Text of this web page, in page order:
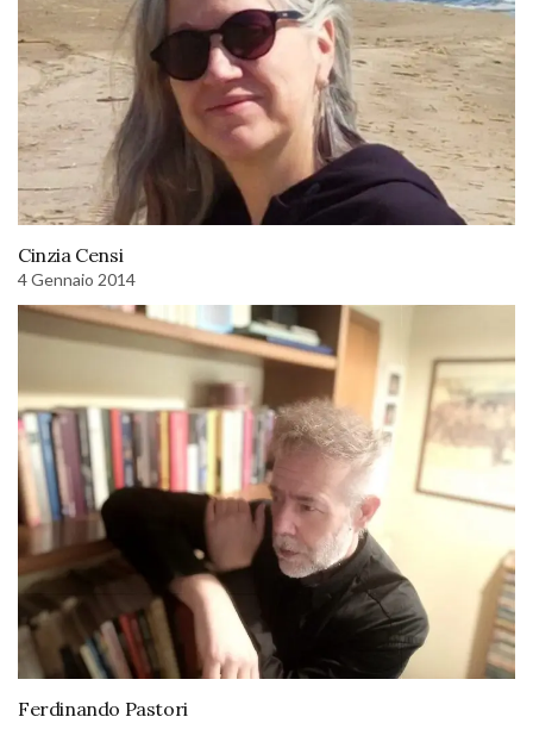
Cinzia Censi
4 Gennaio 2014
Ferdinando Pastori